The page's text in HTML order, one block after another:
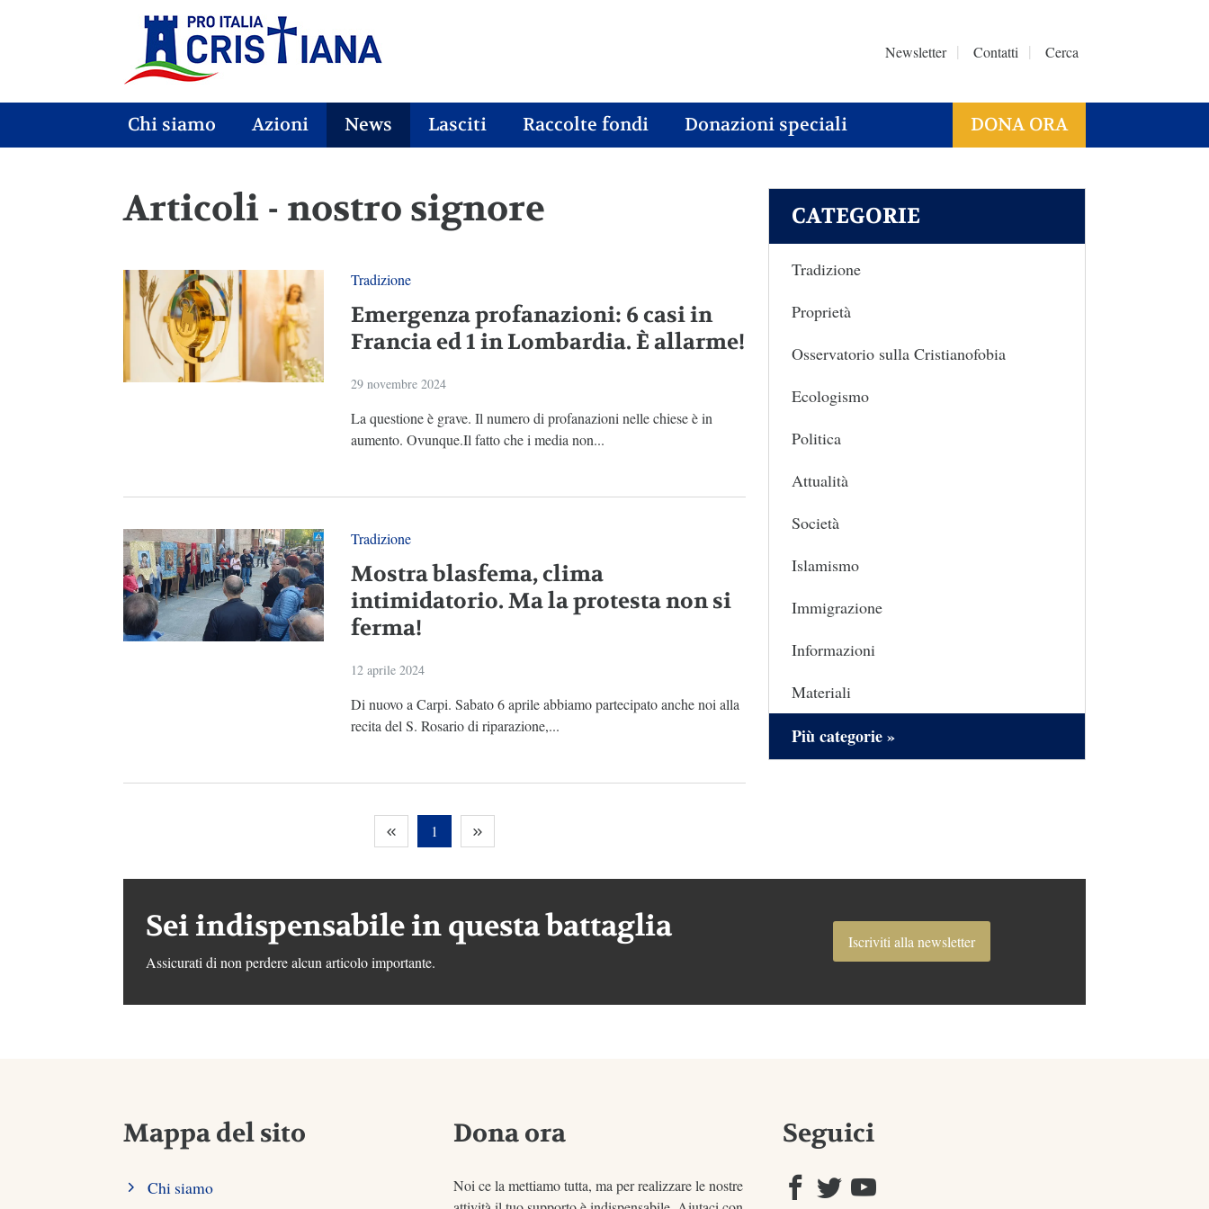
Newsletter Contatti Cerca
Chi siamo Azioni News Lasciti Raccolte fondi Donazioni speciali DONA ORA
Articoli - nostro signore
Tradizione
Emergenza profanazioni: 6 casi in
Francia ed 1 in Lombardia. È allarme!
29 novembre 2024
La questione è grave. Il numero di profanazioni nelle chiese è in
aumento. Ovunque.Il fatto che i media non...
Tradizione
Mostra blasfema, clima
intimidatorio. Ma la protesta non si
ferma!
12 aprile 2024
Di nuovo a Carpi. Sabato 6 aprile abbiamo partecipato anche noi alla
recita del S. Rosario di riparazione,...
1
CATEGORIE
Tradizione
Proprietà
Osservatorio sulla Cristianofobia
Ecologismo
Politica
Attualità
Società
Islamismo
Immigrazione
Informazioni
Materiali
Più categorie »
Sei indispensabile in questa battaglia
Assicurati di non perdere alcun articolo importante.
Iscriviti alla newsletter
Mappa del sito
Chi siamo
Dona ora
Noi ce la mettiamo tutta, ma per realizzare le nostre
Seguici